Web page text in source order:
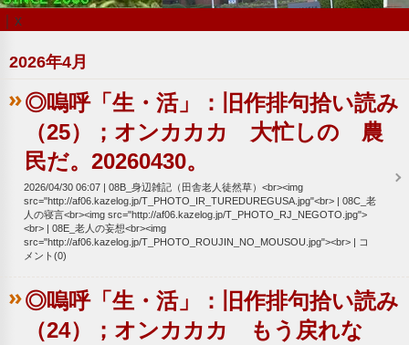
｜x
2026年4月
◎嗚呼「生・活」：旧作排句拾い読み
（25）；オンカカカ 大忙しの 農
民だ。20260430。
2026/04/30 06:07
08B_身辺雑記（田舎老人徒然草）<br><img
src="http://af06.kazelog.jp/T_PHOTO_IR_TUREDUREGUSA.jpg"<br>
08C_老
人の寝言<br><img src="http://af06.kazelog.jp/T_PHOTO_RJ_NEGOTO.jpg">
<br>
08E_老人の妄想<br><img
src="http://af06.kazelog.jp/T_PHOTO_ROUJIN_NO_MOUSOU.jpg"><br>
コ
メント(0)
◎嗚呼「生・活」：旧作排句拾い読み
（24）；オンカカカ もう戻れな